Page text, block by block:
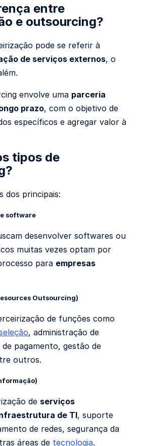
entre
e outsourcing?
pode se referir à
de serviços externos, o
envolve uma parceria
prazo, com o objetivo de
específicos e agregar valor à
tipos de
dos principais:
software
desenvolver softwares ou
muitas vezes optam por
para empresas
Outsourcing)
de funções como
, administração de
pagamento, gestão de
outros.
de serviços
de TI, suporte
de redes, segurança da
áreas de tecnologia.